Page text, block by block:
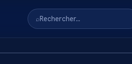
⌕Rechercher…